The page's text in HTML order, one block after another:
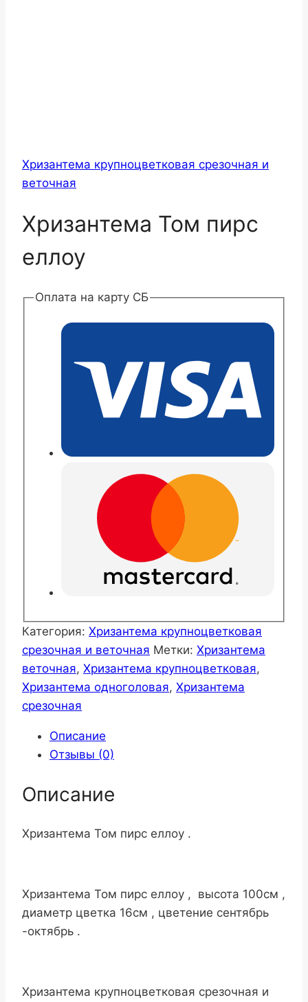
Хризантема крупноцветковая срезочная и
веточная
Хризантема Том пирс
еллоу
Оплата на карту СБ
Категория: Хризантема крупноцветковая
срезочная и веточная Метки: Хризантема
веточная, Хризантема крупноцветковая,
Хризантема одноголовая, Хризантема
срезочная
Описание
Отзывы (0)
Описание
Хризантема Том пирс еллоу .
Хризантема Том пирс еллоу , высота 100см ,
диаметр цветка 16см , цветение сентябрь
-октябрь .
Хризантема крупноцветковая срезочная и